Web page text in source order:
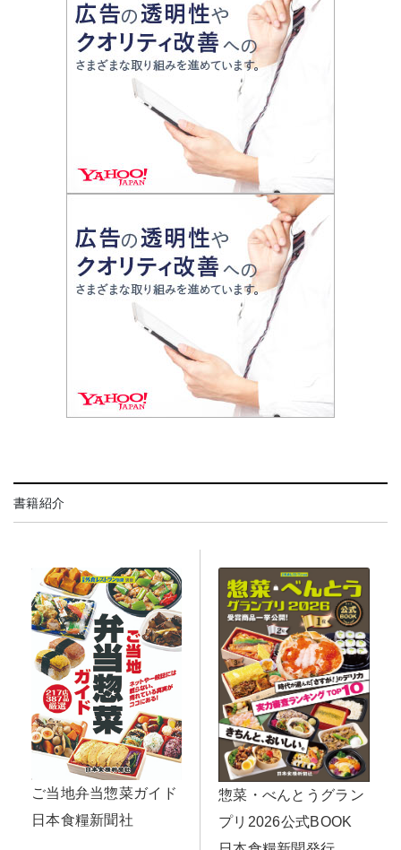
書籍紹介
ご当地弁当惣菜ガイド
日本食糧新聞社
惣菜・べんとうグラン
プリ2026公式BOOK